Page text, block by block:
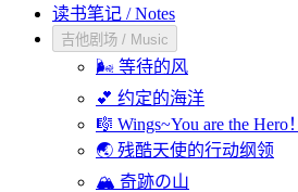
读书笔记 / Notes
吉他剧场 / Music
🌬️ 等待的风
💕 约定的海洋
🎼 Wings~You are the Hero！
🌏 残酷天使的行动纲领
🏔️ 奇跡の山